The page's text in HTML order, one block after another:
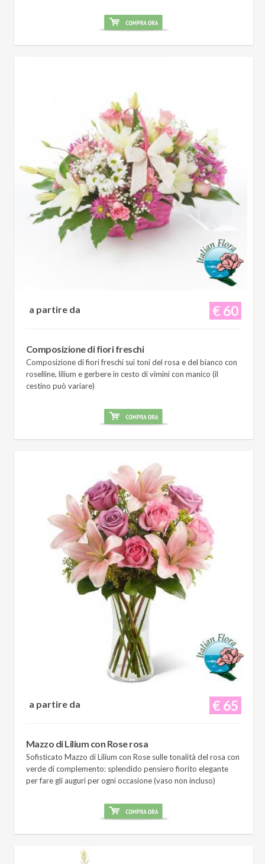
€ 60
a partire da
Composizione di fiori freschi
Composizione di fiori freschi sui toni del rosa e del bianco con
roselline, lilium e gerbere in cesto di vimini con manico (il
cestino può variare)
€ 65
a partire da
Mazzo di Lilium con Rose rosa
Sofisticato Mazzo di Lilium con Rose sulle tonalità del rosa con
verde di complemento: splendido pensiero fiorito elegante
per fare gli auguri per ogni occasione (vaso non incluso)